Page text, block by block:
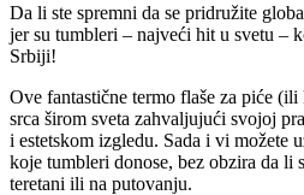
Da li ste spremni da se pridružite
jer su tumbleri – najveći hit u svetu –
Srbiji!
Ove fantastične termo flaše za piće
srca širom sveta zahvaljujući svojoj
i estetskom izgledu. Sada i vi možete
koje tumbleri donose, bez obzira da li
teretani ili na putovanju.